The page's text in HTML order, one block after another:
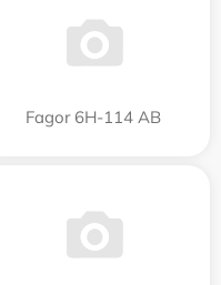
Fagor 6H-114 AB